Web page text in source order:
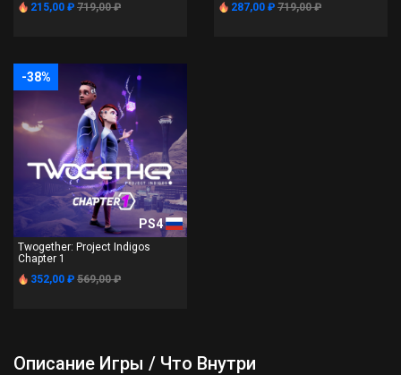
215,00 ₽ 719,00 ₽ 287,00 ₽ 719,00 ₽
-38%
PS4
Twogether: Project Indigos
Chapter 1
352,00 ₽ 569,00 ₽
Описание Игры / Что Внутри